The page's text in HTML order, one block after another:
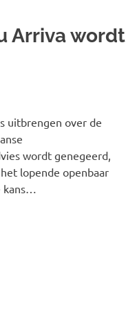
Arriva wordt
uitbrengen over de
wordt genegeerd,
lopende openbaar
kans…